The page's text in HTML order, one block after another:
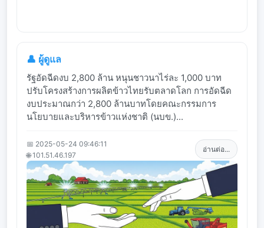
👤 ผู้ดูแล
รัฐอัดฉีดงบ 2,800 ล้าน หนุนชาวนาไร่ละ 1,000 บาท
ปรับโครงสร้างการผลิตข้าวไทยรับตลาดโลก การอัดฉีด
งบประมาณกว่า 2,800 ล้านบาทโดยคณะกรรมการ
นโยบายและบริหารข้าวแห่งชาติ (นบข.)...
📅 2025-05-24 09:46:11
🌐 101.51.46.197
อ่านต่อ...